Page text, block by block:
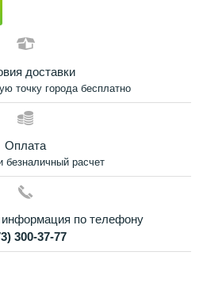
доставки
точку города бесплатно
Оплата
безналичный расчет
по телефону
300-37-77